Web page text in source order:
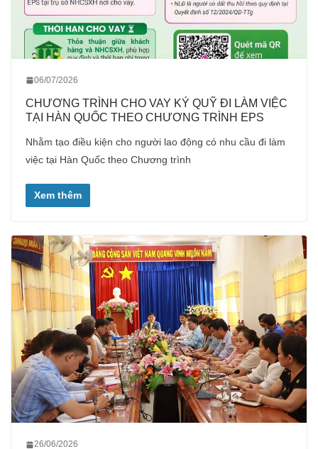
06/07/2026
CHƯƠNG TRÌNH CHO VAY KÝ QUỸ ĐI LÀM VIỆC
TẠI HÀN QUỐC THEO CHƯƠNG TRÌNH EPS
Nhằm tạo điều kiện cho người lao động có nhu cầu đi làm
việc tại Hàn Quốc theo Chương trình
Xem thêm
26/06/2026